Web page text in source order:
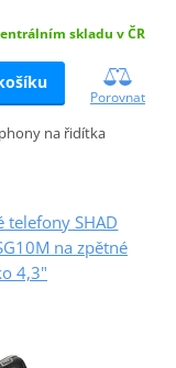
skladu v ČR
Porovnat
na řidítka
telefony SHAD
na zpětné
4,3"